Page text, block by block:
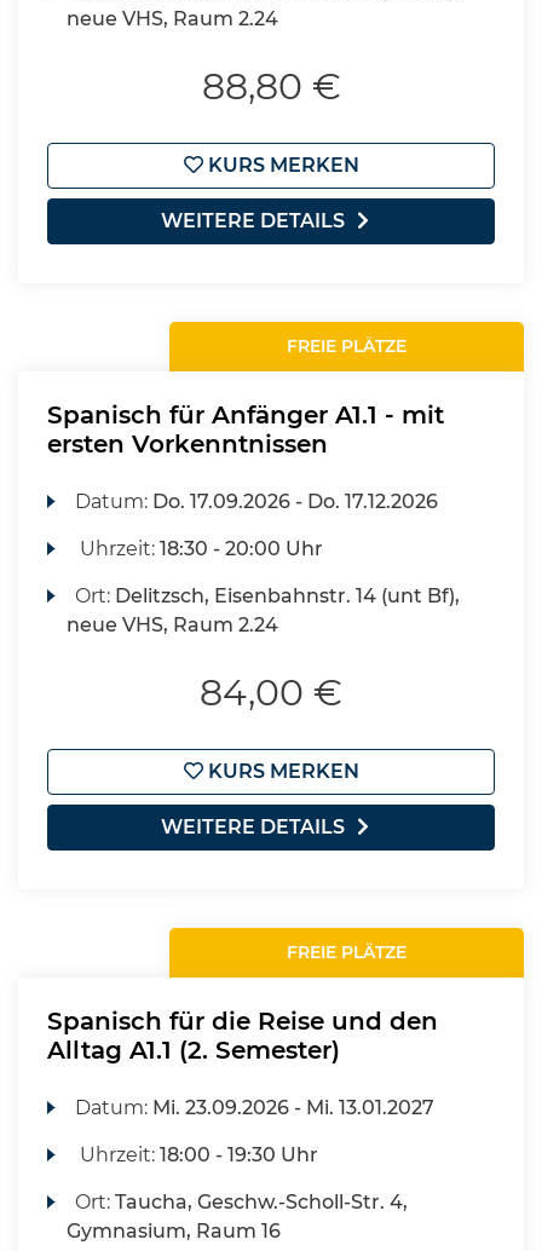
neue VHS, Raum 2.24
88,80 €
KURS MERKEN
WEITERE DETAILS
FREIE PLÄTZE
Spanisch für Anfänger A1.1 - mit
ersten Vorkenntnissen
Datum: Do. 17.09.2026 - Do. 17.12.2026
Uhrzeit:18:30 - 20:00 Uhr
Ort: Delitzsch, Eisenbahnstr. 14 (unt Bf),
neue VHS, Raum 2.24
84,00 €
KURS MERKEN
WEITERE DETAILS
FREIE PLÄTZE
Spanisch für die Reise und den
Alltag A1.1 (2. Semester)
Datum: Mi. 23.09.2026 - Mi. 13.01.2027
Uhrzeit:18:00 - 19:30 Uhr
Ort:Taucha, Geschw.-Scholl-Str. 4,
Gymnasium, Raum 16